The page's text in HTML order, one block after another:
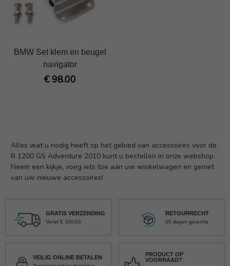
BMW Set klem en beugel
navigator
€ 98.00
Alles wat u nodig heeft op het gebied van accessoires voor de
R 1200 GS Adventure 2010 kunt u bestellen in onze webshop.
Neem een kijkje, voeg iets toe aan uw winkelwagen en geniet
van uw nieuwe accessoires!
GRATIS VERZENDING
Vanaf € 100,00
RETOURRECHT
30 dagen garantie
VEILIG ONLINE BETALEN
PRODUCT OP
VOORRAAD?